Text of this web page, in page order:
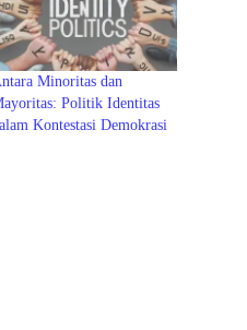
Minoritas dan
Politik Identitas
Kontestasi Demokrasi